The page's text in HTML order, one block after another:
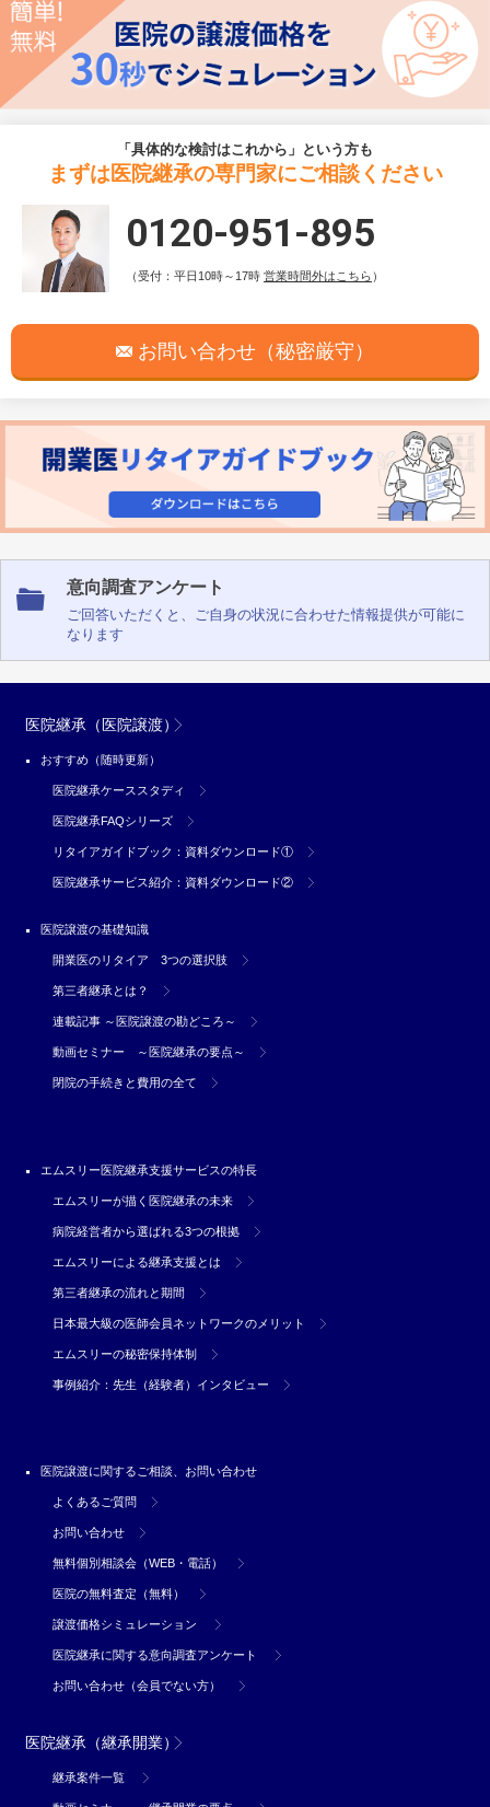
「具体的な検討はこれから」という方も
まずは医院継承の専門家にご相談ください
0120-951-895
（受付：平日10時～17時 営業時間外はこちら ）
お問い合わせ（秘密厳守）
意向調査アンケート
ご回答いただくと、ご自身の状況に合わせた情報提供が可能に
なります
医院継承（医院譲渡）
おすすめ（随時更新）
医院継承ケーススタディ
医院継承FAQシリーズ
リタイアガイドブック：資料ダウンロード①
医院継承サービス紹介：資料ダウンロード②
医院譲渡の基礎知識
開業医のリタイア 3つの選択肢
第三者継承とは？
連載記事 ～医院譲渡の勘どころ～
動画セミナー ～医院継承の要点～
閉院の手続きと費用の全て
エムスリー医院継承支援サービスの特長
エムスリーが描く医院継承の未来
病院経営者から選ばれる3つの根拠
エムスリーによる継承支援とは
第三者継承の流れと期間
日本最大級の医師会員ネットワークのメリット
エムスリーの秘密保持体制
事例紹介：先生（経験者）インタビュー
医院譲渡に関するご相談、お問い合わせ
よくあるご質問
お問い合わせ
無料個別相談会（WEB・電話）
医院の無料査定（無料）
譲渡価格シミュレーション
医院継承に関する意向調査アンケート
お問い合わせ（会員でない方）
医院継承（継承開業）
継承案件一覧